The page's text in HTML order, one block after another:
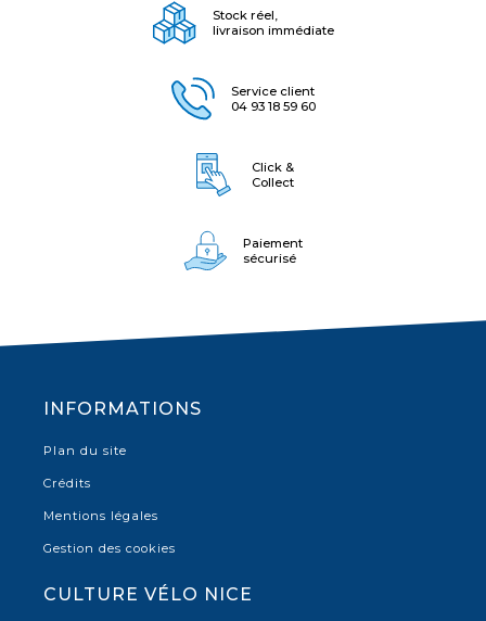
Stock réel,
livraison immédiate
Service client
04 93 18 59 60
Click &
Collect
Paiement
sécurisé
INFORMATIONS
Plan du site
Crédits
Mentions légales
Gestion des cookies
CULTURE VÉLO NICE